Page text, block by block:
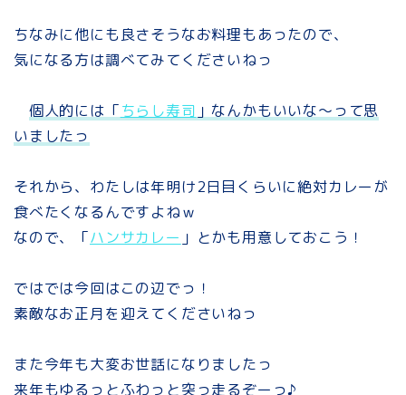
ちなみに他にも良さそうなお料理もあったので、
気になる方は調べてみてくださいねっ
個人的には「ちらし寿司 」なんかもいいな～って思
いましたっ
それから、わたしは年明け2日目くらいに絶対カレーが
食べたくなるんですよねｗ
なので、「ハンサカレー 」とかも用意しておこう！
ではでは今回はこの辺でっ！
素敵なお正月を迎えてくださいねっ
また今年も大変お世話になりましたっ
来年もゆるっとふわっと突っ走るぞーっ♪